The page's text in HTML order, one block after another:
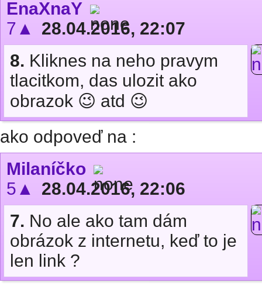
EnaXnaY
7▲
28.04.2016, 22:07
8. Kliknes na neho pravym
tlacitkom, das ulozit ako
obrazok 😉 atd 😉
ako odpoveď na :
Milaníčko
5▲
28.04.2016, 22:06
7. No ale ako tam dám
obrázok z internetu, keď to je
len link ?